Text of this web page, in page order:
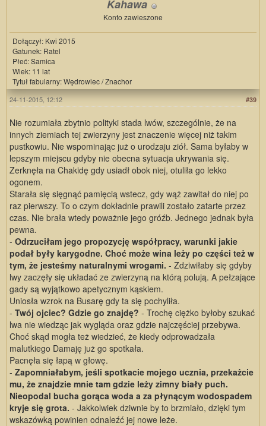
Kahawa
Konto zawieszone
Dołączył: Kwi 2015
Gatunek: Ratel
Płeć: Samica
Wiek: 11 lat
Tytuł fabularny: Wędrowiec / Znachor
#39
24-11-2015, 12:12
Nie rozumiała zbytnio polityki stada lwów, szczególnie, że na
innych ziemiach tej zwierzyny jest znaczenie więcej niż takim
pustkowiu. Nie wspominając już o urodzaju ziół. Sama byłaby w
lepszym miejscu gdyby nie obecna sytuacja ukrywania się.
Zerknęła na Chakidę gdy usiadł obok niej, otuliła go lekko
ogonem.
Starała się sięgnąć pamięcią wstecz, gdy wąż zawitał do niej po
raz pierwszy. To o czym dokładnie prawili zostało zatarte przez
czas. Nie brała wtedy poważnie jego gróźb. Jednego jednak była
pewna.
- Odrzuciłam jego propozycję współpracy, warunki jakie
podał były karygodne. Choć może wina leży po części też w
tym, że jesteśmy naturalnymi wrogami. - Zdziwiłaby się gdyby
lwy zaczęły się układać ze zwierzyną na którą polują. A pełzające
gady są wyjątkowo apetycznym kąskiem.
Uniosła wzrok na Busarę gdy ta się pochyliła.
- Twój ojciec? Gdzie go znajdę? - Trochę ciężko byłoby szukać
lwa nie wiedząc jak wygląda oraz gdzie najczęściej przebywa.
Choć skąd mogła też wiedzieć, że kiedy odprowadzała
malutkiego Damaję już go spotkała.
Pacnęła się łapą w głowę.
- Zapomniałabym, jeśli spotkacie mojego ucznia, przekażcie
mu, że znajdzie mnie tam gdzie leży zimny biały puch.
Nieopodal bucha gorąca woda a za płynącym wodospadem
kryje się grota. - Jakkolwiek dziwnie by to brzmiało, dzięki tym
wskazówką powinien odnaleźć jej nowe leże.